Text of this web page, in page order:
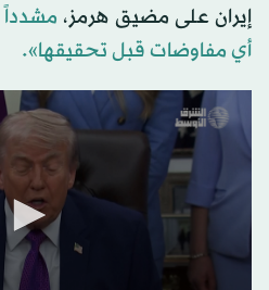
إيران على مضيق هرمز،
أي مفاوضات قبل تحقيقها».